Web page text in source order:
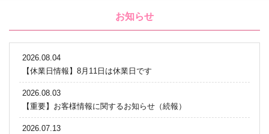
お知らせ
2026.08.04
【休業日情報】8月11日は休業日です
2026.08.03
【重要】お客様情報に関するお知らせ（続報）
2026.07.13